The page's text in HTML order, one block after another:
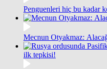
Penguenleri hiç bu kadar
Mecnun Otyakmaz: